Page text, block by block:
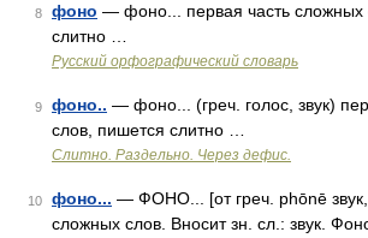
8 фоно — фоно... первая часть сложных
слитно …
Русский орфографический словарь
9 фоно.. — фоно... (греч. голос, звук)
слов, пишется слитно …
Слитно. Раздельно. Через дефис.
10 фоно... — ФОНО... [от греч. phōnē звук,
сложных слов. Вносит зн. сл.: звук.